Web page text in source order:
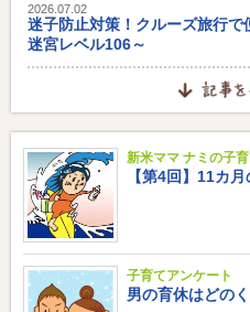
2026.07.02
迷子防止対策！クルーズ旅行
迷宮レベル106～
新米ママ ナミの子
【第4回】11カ
子育てアンケート
男の育休はどの